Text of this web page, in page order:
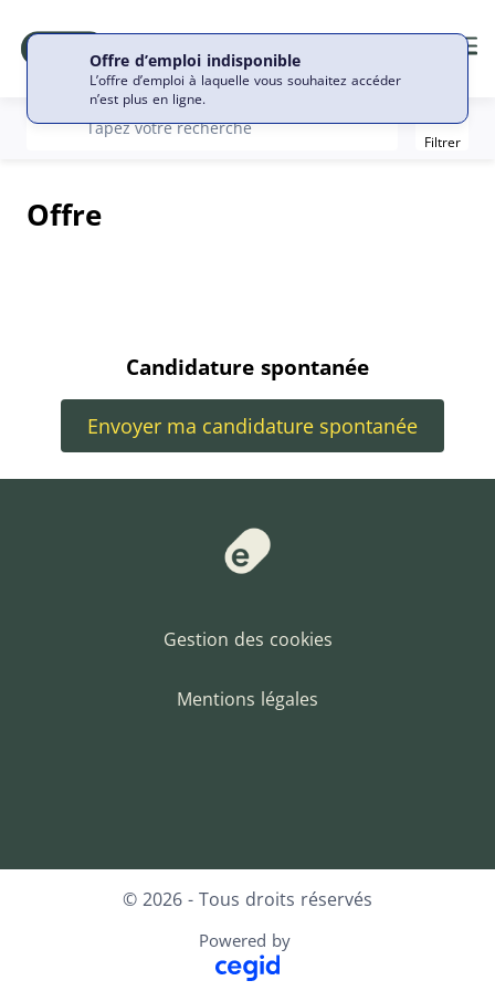
Offre d’emploi indisponible
L’offre d’emploi à laquelle vous souhaitez accéder
n’est plus en ligne.
recherche
Tapez votre recherche Filter
Filtrer
Offre
Candidature spontanée
Envoyer ma candidature spontanée
Gestion des cookies
Mentions légales
© 2026 - Tous droits réservés
Powered by